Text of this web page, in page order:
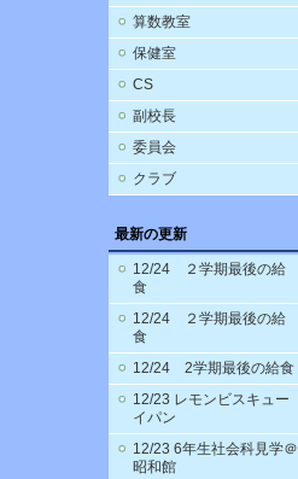
算数教室
保健室
CS
副校長
委員会
クラブ
最新の更新
12/24 ２学期最後の給
食
12/24 ２学期最後の給
食
12/24 2学期最後の給食
12/23 レモンビスキュー
イパン
12/23 6年生社会科見学＠
昭和館